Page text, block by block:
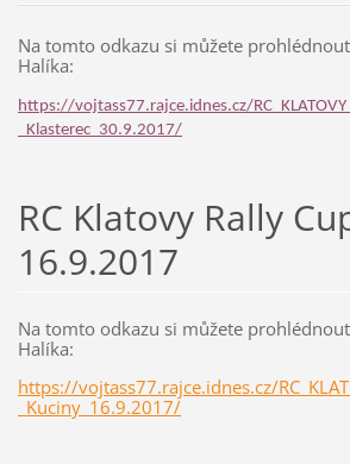
Na tomto odkazu si můžete
Halíka:
https://vojtass77.rajce.idnes.cz/
_Klasterec_30.9.2017/
RC Klatovy Rally
16.9.2017
Na tomto odkazu si můžete
Halíka:
https://vojtass77.rajce.idnes.cz/
_Kuciny_16.9.2017/